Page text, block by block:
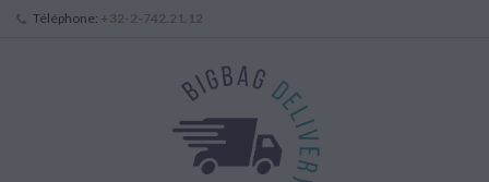
Téléphone: +32-2-742.21.12